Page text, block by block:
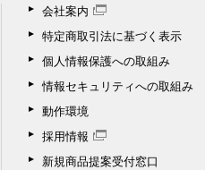
会社案内
特定商取引法に基づく表示
個人情報保護への取組み
情報セキュリティへの取組み
動作環境
採用情報
新規商品提案受付窓口